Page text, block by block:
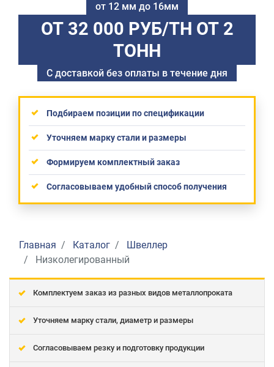
от 12 мм до 16мм
ОТ 32 000 РУБ/ТН ОТ 2
ТОНН
С доставкой без оплаты в течение дня
Подбираем позиции по спецификации
Уточняем марку стали и размеры
Формируем комплектный заказ
Согласовываем удобный способ получения
Главная Каталог
Швеллер
Низколегированный
Комплектуем заказ из разных видов металлопроката
Уточняем марку стали, диаметр и размеры
Согласовываем резку и подготовку продукции